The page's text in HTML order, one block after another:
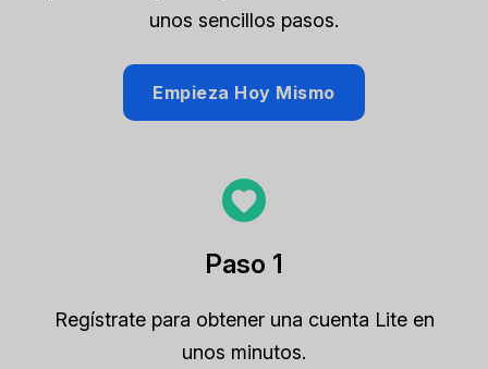
unos sencillos pasos.
Empieza Hoy Mismo
Paso 1
Regístrate para obtener una cuenta Lite en
unos minutos.